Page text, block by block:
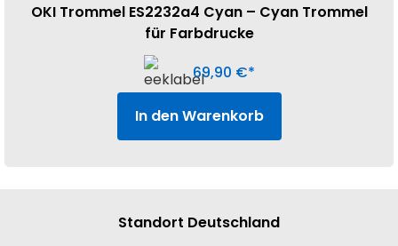
OKI Trommel ES2232a4 Cyan – Cyan Trommel
für Farbdrucke
69,90 €
In den Warenkorb
Standort Deutschland